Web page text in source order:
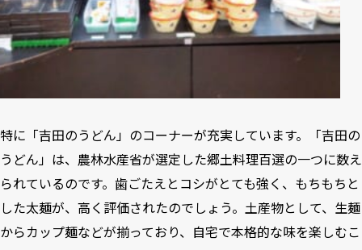
特に「吉田のうどん」のコーナーが充実しています。「吉田の
うどん」は、農林水産省が選定した郷土料理百選の一つに数え
られているのです。歯ごたえとコシがとても強く、もちもちと
した太麺が、高く評価されたのでしょう。土産物として、生麺
からカップ麺などが揃っており、自宅で本格的な味を楽しむこ